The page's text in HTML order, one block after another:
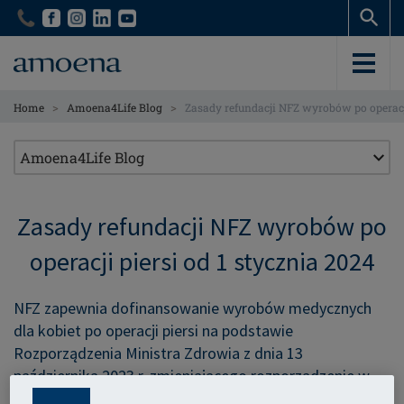
Skip
content
Skip
content
Home > Amoena4Life Blog > Zasady refundacji NFZ wyrobów po
Zasady refundacji NFZ wyrobów po
operacji piersi od 1 stycznia 2024
NFZ zapewnia dofinansowanie wyrobów medycznych
dla kobiet po operacji piersi na podstawie
Rozporządzenia Ministra Zdrowia z dnia 13
października 2023 r. zmieniającego rozporządzenie w